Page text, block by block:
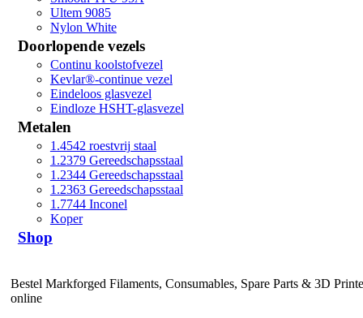
Ultem 9085
Nylon White
Doorlopende vezels
Continu koolstofvezel
Kevlar®-continue vezel
Eindeloos glasvezel
Eindloze HSHT-glasvezel
Metalen
1.4542 roestvrij staal
1.2379 Gereedschapsstaal
1.2344 Gereedschapsstaal
1.2363 Gereedschapsstaal
1.7744 Inconel
Koper
Shop
Bestel Markforged Filaments, Consumables, Spare Parts & 3D
online